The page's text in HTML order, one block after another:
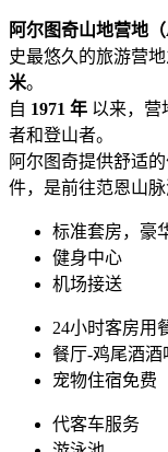
阿尔图奇山地营地
史最悠久的旅游营
米。
自 1971 年 以来，营
者和登山者。
阿尔图奇提供舒适
件，是前往范恩山
标准套房，豪
健身中心
机场接送
24小时客房用
餐厅-鸡尾酒酒
宠物住宿免费
代客车服务